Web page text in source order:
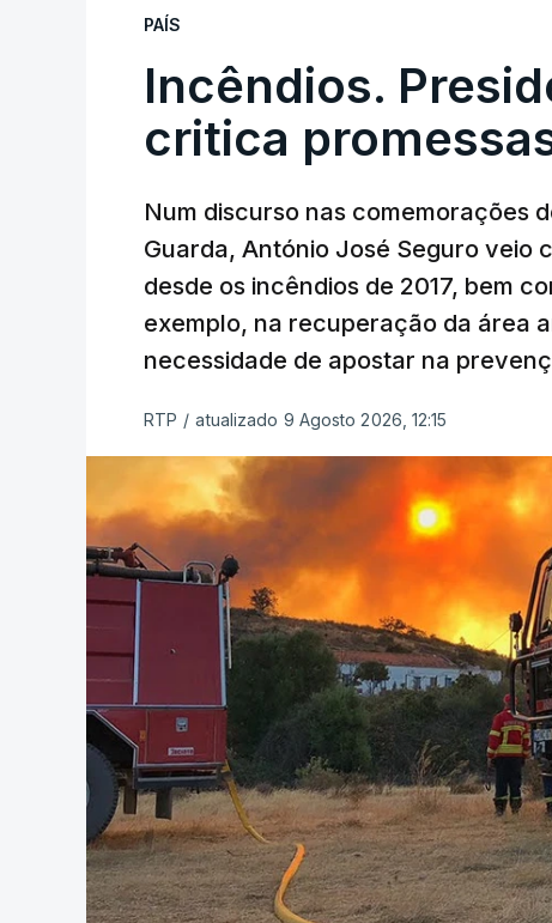
PAÍS
Incêndios.
critica
Num discurso nas comemorações
Guarda, António José Seguro
desde os incêndios de 2017, bem
exemplo, na recuperação da área
necessidade de apostar na
RTP / atualizado 9 Agosto 2026, 12:15